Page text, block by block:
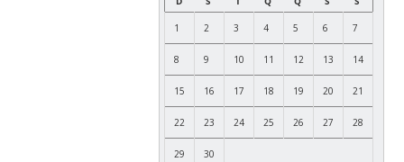
1 2 3 4 5 6 7
8 9 10 11 12 13 14
15 16 17 18 19 20 21
22 23 24 25 26 27 28
29 30